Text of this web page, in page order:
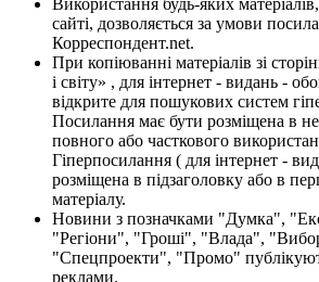
сайті, дозволяється за умови
Корреспондент.net.
При копіюванні матеріалів зі
і світу» , для інтернет - видань -
відкрите для пошукових систем
Посилання має бути розміщена в
повного або часткового
Гіперпосилання ( для інтернет -
розміщена в підзаголовку або в
матеріалу.
Новини з позначками "Думка",
"Регіони", "Гроші", "Влада",
"Спецпроекти", "Промо"
реклами.